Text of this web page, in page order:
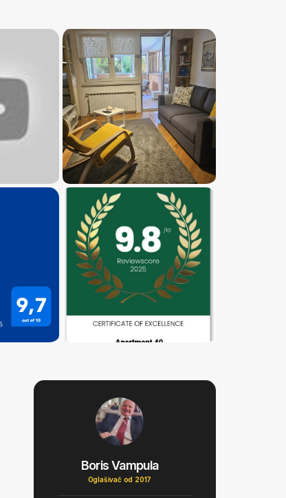
Boris Vampula
Oglašivač od 2017